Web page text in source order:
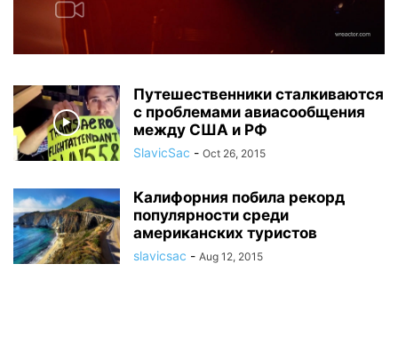
Путешественники сталкиваются
с проблемами авиасообщения
между США и РФ
SlavicSac - Oct 26, 2015
Калифорния побила рекорд
популярности среди
американских туристов
slavicsac - Aug 12, 2015